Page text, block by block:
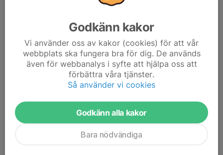
Här hamnar automatiskt de senaste nyheterna på hemsidan. För
att kunna börja administrera hemsidan loggar du in högst upp till
Godkänn kakor
Vi använder oss av kakor (cookies) för att vår
webbplats ska fungera bra för dig. De används
även för webbanalys i syfte att hjälpa oss att
förbättra våra tjänster.
Så använder vi cookies
Godkänn alla kakor
Bara nödvändiga